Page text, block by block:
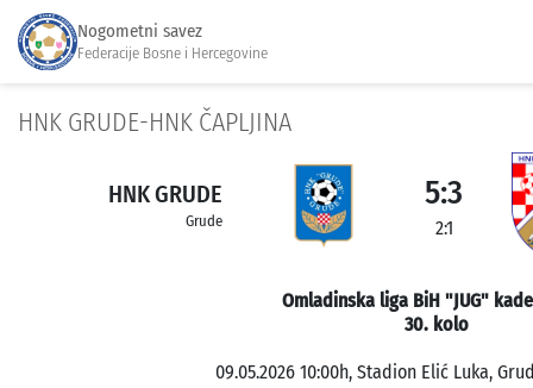
Nogometni savez
Federacije Bosne i Hercegovine
HNK GRUDE-HNK ČAPLJINA
HNK GRUDE
Grude
5:3
2:1
Omladinska liga BiH "JUG"
30. kolo
09.05.2026 10:00h, Stadion Elić Luka,